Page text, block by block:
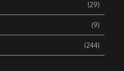
(29)
(9)
(244)